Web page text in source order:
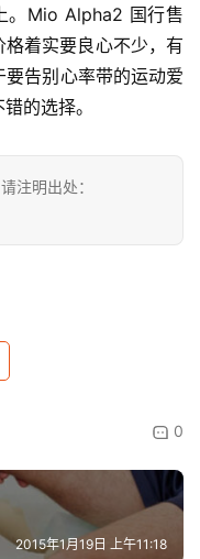
。Mio Alpha2 国行售
着实要良心不少，有
告别心率带的运动爱
的选择。
注明出处：
0
2015年1月19日 上午11:18